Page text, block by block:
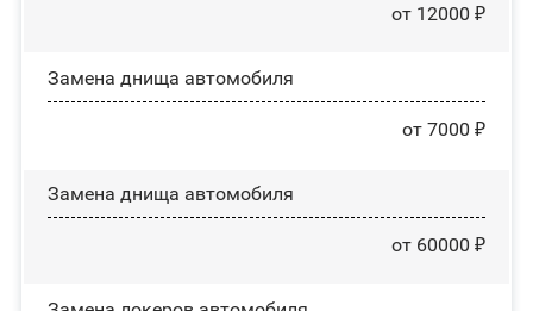
от 12000 ₽
Замена днища автомобиля
от 7000 ₽
Замена днища автомобиля
от 60000 ₽